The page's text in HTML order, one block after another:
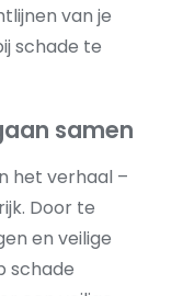
van je
schade te
samen
het verhaal –
Door te
en veilige
schade